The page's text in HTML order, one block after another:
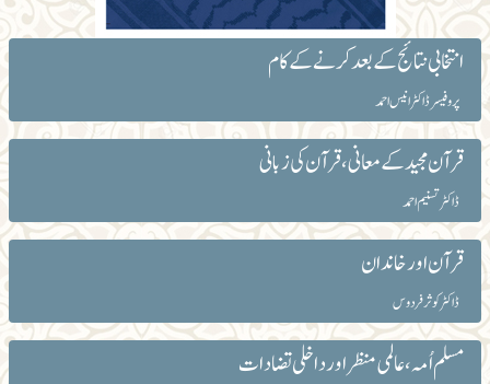
انتخابی نتائج کے بعدکرنے کے کام
پروفیسر ڈاکٹر انیس احمد
قرآن مجید کے معانی،قرآن کی زبانی
ڈاکٹر تسنیم احمد
قرآن اور خاندان
ڈاکٹر کوثر فردوس
مسلم اُمہ ، عالمی منظر اور داخلی تضادات